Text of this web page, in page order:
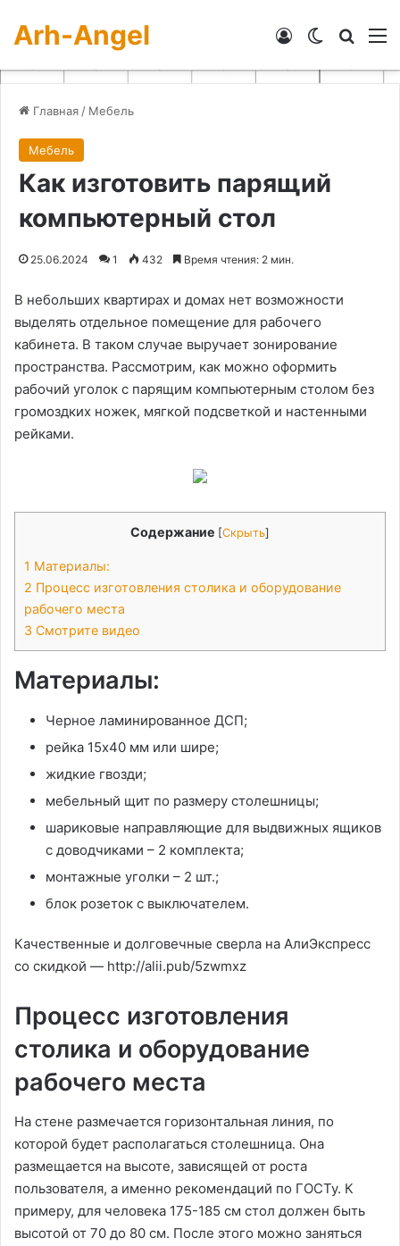
Arh-Angel Switch skin
Войти
Главная / Мебель
Мебель
Как изготовить парящий
компьютерный стол
25.06.2024 1 432 Время чтения: 2 мин.
В небольших квартирах и домах нет возможности
выделять отдельное помещение для рабочего
кабинета. В таком случае выручает зонирование
пространства. Рассмотрим, как можно оформить
рабочий уголок с парящим компьютерным столом без
громоздких ножек, мягкой подсветкой и настенными
рейками.
Содержание [Скрыть]
1 Материалы:
2 Процесс изготовления столика и оборудование
рабочего места
3 Смотрите видео
Материалы:
Черное ламинированное ДСП;
рейка 15х40 мм или шире;
жидкие гвозди;
мебельный щит по размеру столешницы;
шариковые направляющие для выдвижных ящиков
с доводчиками – 2 комплекта;
монтажные уголки – 2 шт.;
блок розеток с выключателем.
Качественные и долговечные сверла на АлиЭкспресс
со скидкой — http://alii.pub/5zwmxz
Процесс изготовления
столика и оборудование
рабочего места
На стене размечается горизонтальная линия, по
которой будет располагаться столешница. Она
размещается на высоте, зависящей от роста
пользователя, а именно рекомендаций по ГОСТу. К
примеру, для человека 175-185 см стол должен быть
высотой от 70 до 80 см. После этого можно заняться